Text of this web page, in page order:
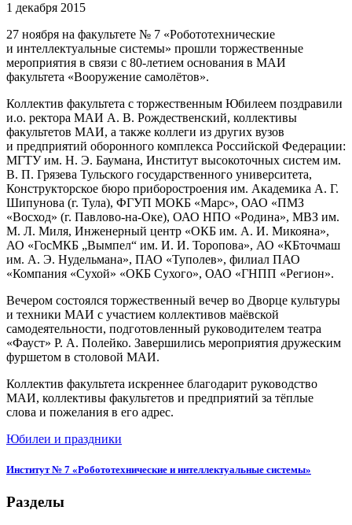
1 декабря 2015
27 ноября на факультете № 7 «Робототехнические
и интеллектуальные системы» прошли торжественные
мероприятия в связи с 80-летием основания в МАИ
факультета «Вооружение самолётов».
Коллектив факультета с торжественным Юбилеем поздравили
и.о. ректора МАИ А. В. Рождественский, коллективы
факультетов МАИ, а также коллеги из других вузов
и предприятий оборонного комплекса Российской Федерации:
МГТУ им. Н. Э. Баумана, Институт высокоточных систем им.
В. П. Грязева Тульского государственного университета,
Конструкторское бюро приборостроения им. Академика А. Г.
Шипунова (г. Тула), ФГУП МОКБ «Марс», ОАО «ПМЗ
«Восход» (г. Павлово-на-Оке), ОАО НПО «Родина», МВЗ им.
М. Л. Миля, Инженерный центр «ОКБ им. А. И. Микояна»,
АО «ГосМКБ „Вымпел“ им. И. И. Торопова», АО «КБточмаш
им. А. Э. Нудельмана», ПАО «Туполев», филиал ПАО
«Компания «Сухой» «ОКБ Сухого», ОАО «ГНПП «Регион».
Вечером состоялся торжественный вечер во Дворце культуры
и техники МАИ с участием коллективов маёвской
самодеятельности, подготовленный руководителем театра
«Фауст» Р. А. Полейко. Завершились мероприятия дружеским
фуршетом в столовой МАИ.
Коллектив факультета искреннее благодарит руководство
МАИ, коллективы факультетов и предприятий за тёплые
слова и пожелания в его адрес.
Юбилеи и праздники
Институт № 7 «Робототехнические и интеллектуальные системы»
Разделы